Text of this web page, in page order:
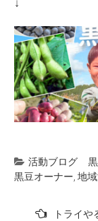
↓
活動ブログ
黒豆オーナー, 地
トライや